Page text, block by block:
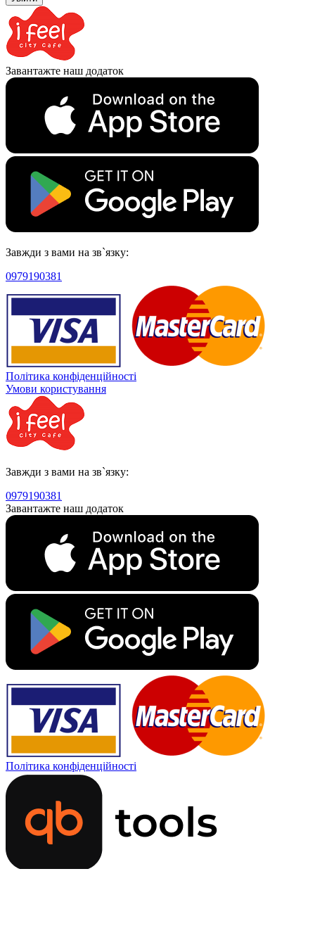
Завантажте наш додаток
Завжди з вами на зв`язку:
0979190381
Політика конфіденційності
Умови користування
Завжди з вами на зв`язку:
0979190381
Завантажте наш додаток
Політика конфіденційності